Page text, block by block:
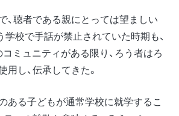
、聴者である親にとっては望ましい
学校で手話が禁止されていた時期も、
コミュニティがある限り、ろう者はろ
し、伝承してきた。
ある子どもが通常学校に就学するこ